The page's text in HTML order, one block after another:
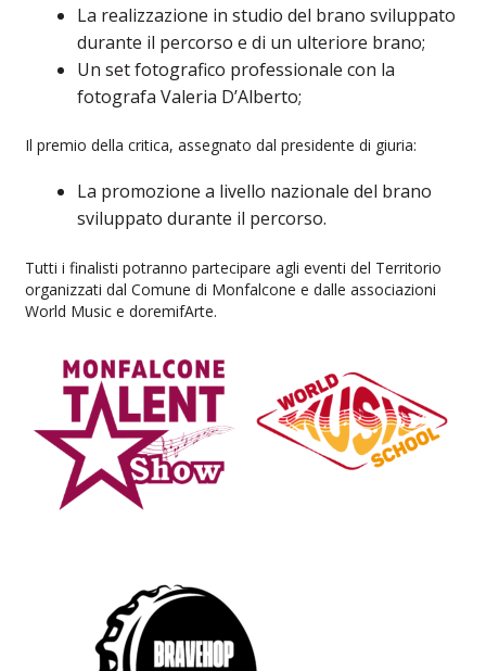
La realizzazione in studio del brano sviluppato
durante il percorso e di un ulteriore brano;
Un set fotografico professionale con la
fotografa Valeria D’Alberto;
Il premio della critica, assegnato dal presidente di giuria:
La promozione a livello nazionale del brano
sviluppato durante il percorso.
Tutti i finalisti potranno partecipare agli eventi del Territorio
organizzati dal Comune di Monfalcone e dalle associazioni
World Music e doremifArte.